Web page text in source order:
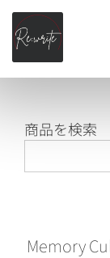
商品を検索
Memory